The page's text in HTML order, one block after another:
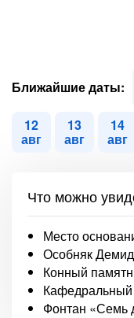
Ближайшие даты:
12
авг
13
авг
14
авг
Что можно
Место
Особняк
Конный
Фонтан «Семь